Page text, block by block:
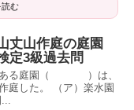
む
丈山作庭の庭園
定3級過去問
にある庭園（ ）は、
庭した。 （ア）楽水園